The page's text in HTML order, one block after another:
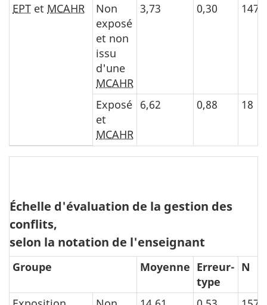
EPT et MCAHR
Non
exposé
et non
issu
d'une
MCAHR
3,73 0,30 147
Exposé
et
MCAHR
6,62 0,88 18
Échelle d'évaluation de la gestion des
conflits,
selon la notation de l'enseignant
Groupe Moyenne Erreur-
type
N